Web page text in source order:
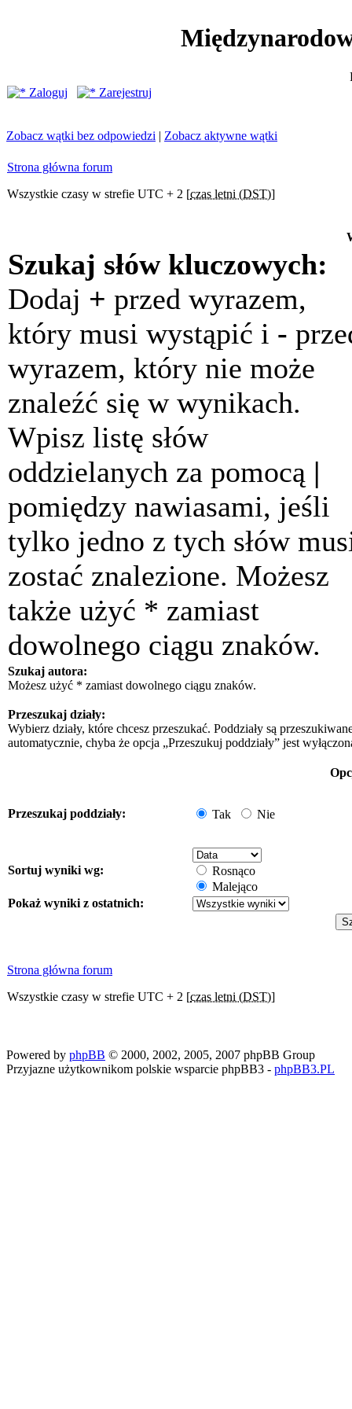
Zaloguj
Zarejestruj
Zobacz wątki bez odpowiedzi | Zobacz aktywne wątki
Strona główna forum
Wszystkie czasy w strefie UTC + 2 [czas letni (DST)]
Szukaj słów kluczowych:
Dodaj + przed wyrazem,
który musi wystąpić i -
wyrazem, który nie może
znaleźć się w wynikach.
Wpisz listę słów
oddzielanych za pomocą |
pomiędzy nawiasami, jeśli
tylko jedno z tych słów
zostać znalezione. Możesz
także użyć * zamiast
dowolnego ciągu znaków.
Szukaj autora:
Możesz użyć * zamiast dowolnego ciągu znaków.
Przeszukaj działy:
Wybierz działy, które chcesz przeszukać. Poddziały są
automatycznie, chyba że opcja „Przeszukuj poddziały” jest
Przeszukaj poddziały: Tak Nie
Sortuj wyniki wg:
Rosnąco
Malejąco
Pokaż wyniki z ostatnich:
Strona główna forum
Wszystkie czasy w strefie UTC + 2 [czas letni (DST)]
Powered by phpBB © 2000, 2002, 2005, 2007 phpBB Group
Przyjazne użytkownikom polskie wsparcie phpBB3 - phpBB3.PL